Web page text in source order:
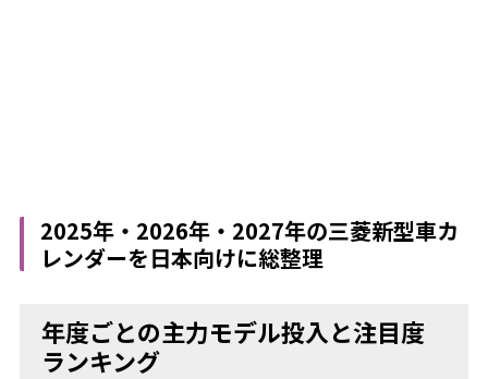
2025年・2026年・2027年の三菱新型車カ
レンダーを日本向けに総整理
年度ごとの主力モデル投入と注目度
ランキング